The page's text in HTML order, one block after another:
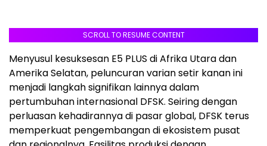
SCROLL TO RESUME CONTENT
Menyusul kesuksesan E5 PLUS di Afrika Utara dan
Amerika Selatan, peluncuran varian setir kanan ini
menjadi langkah signifikan lainnya dalam
pertumbuhan internasional DFSK. Seiring dengan
perluasan kehadirannya di pasar global, DFSK terus
memperkuat pengembangan di ekosistem pusat